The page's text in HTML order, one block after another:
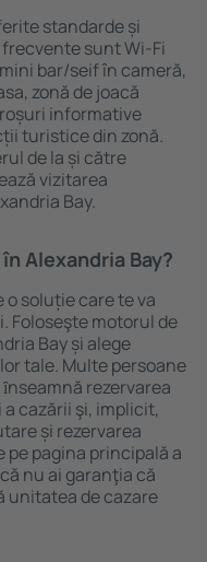
standarde și
sunt Wi-Fi
bar/seif în cameră,
zonă de joacă
informative
turistice din zonă.
de la și către
vizitarea
Bay.
Alexandria Bay?
o soluție care te va
Foloseşte motorul de
Bay și alege
tale. Multe persoane
rezervarea
cazării şi, implicit,
și rezervarea
pagina principală a
nu ai garanţia că
unitatea de cazare